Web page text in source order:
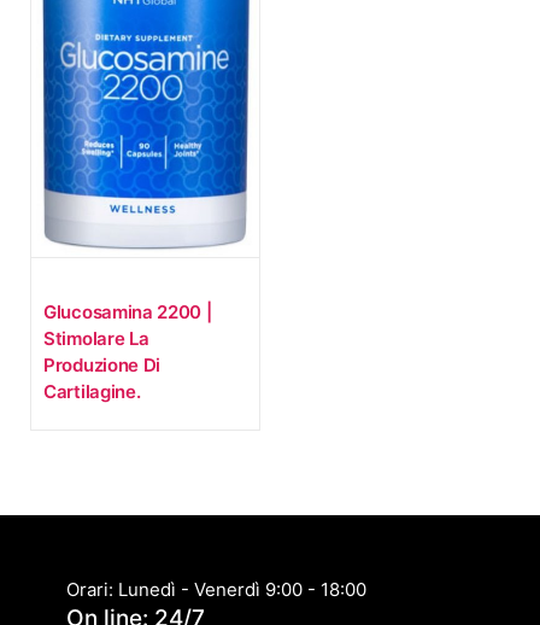
Glucosamina 2200 |
Stimolare La
Produzione Di
Cartilagine.
Orari: Lunedì - Venerdì 9:00 - 18:00
On line: 24/7